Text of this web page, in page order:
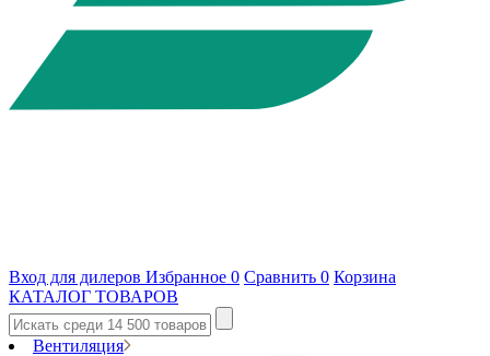
Вход для дилеров Избранное 0 Сравнить 0 Корзина
КАТАЛОГ ТОВАРОВ
Вентиляция